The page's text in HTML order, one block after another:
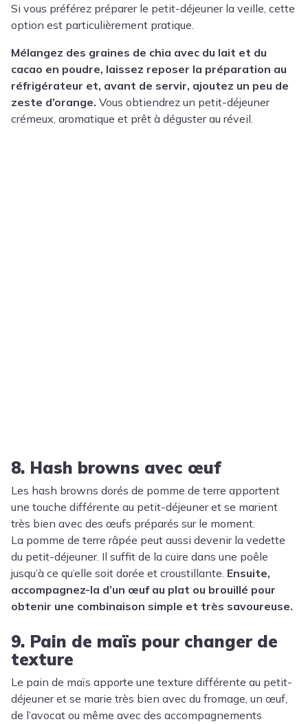
Si vous préférez préparer le petit-déjeuner la veille, cette
option est particulièrement pratique.
Mélangez des graines de chia avec du lait et du
cacao en poudre, laissez reposer la préparation au
réfrigérateur et, avant de servir, ajoutez un peu de
zeste d’orange. Vous obtiendrez un petit-déjeuner
crémeux, aromatique et prêt à déguster au réveil.
8. Hash browns avec œuf
Les hash browns dorés de pomme de terre apportent
une touche différente au petit-déjeuner et se marient
très bien avec des œufs préparés sur le moment.
La pomme de terre râpée peut aussi devenir la vedette
du petit-déjeuner. Il suffit de la cuire dans une poêle
jusqu’à ce qu’elle soit dorée et croustillante. Ensuite,
accompagnez-la d’un œuf au plat ou brouillé pour
obtenir une combinaison simple et très savoureuse.
9. Pain de maïs pour changer de
texture
Le pain de maïs apporte une texture différente au petit-
déjeuner et se marie très bien avec du fromage, un œuf,
de l’avocat ou même avec des accompagnements